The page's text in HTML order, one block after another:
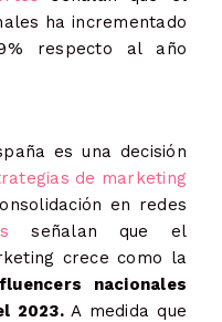
ha incrementado
respecto al año
es una decisión
de marketing
en redes
señalan que el
crece como la
nacionales
2023.A medida que